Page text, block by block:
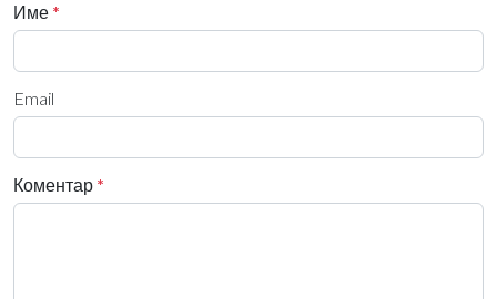
Име *
Email
Коментар *